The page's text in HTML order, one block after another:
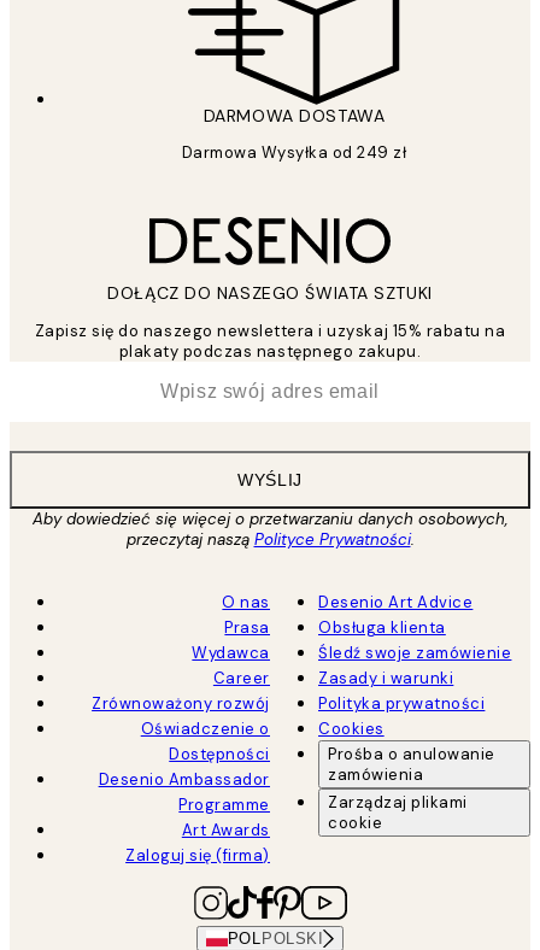
DARMOWA DOSTAWA
Darmowa Wysyłka od 249 zł
DOŁĄCZ DO NASZEGO ŚWIATA SZTUKI
Zapisz się do naszego newslettera i uzyskaj 15% rabatu na
plakaty podczas następnego zakupu.
WYŚLIJ
Aby dowiedzieć się więcej o przetwarzaniu danych osobowych,
przeczytaj naszą Polityce Prywatności.
O nas
Prasa
Wydawca
Career
Zrównoważony rozwój
Oświadczenie o
Dostępności
Desenio Ambassador
Programme
Art Awards
Zaloguj się (firma)
Desenio Art Advice
Obsługa klienta
Śledź swoje zamówienie
Zasady i warunki
Polityka prywatności
Cookies
Prośba o anulowanie
zamówienia
Zarządzaj plikami
cookie
POL POLSKI